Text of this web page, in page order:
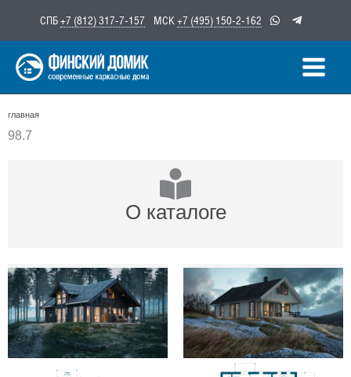
содержимому
СПБ+7 (812) 317-7-157 МСК +7 (495) 150-2-162
главная
98.7
О каталоге